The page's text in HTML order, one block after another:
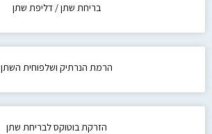
בריחת שתן / דליפת שתן
הרמת הנרתיק ושלפוחית השתן
הזרקת בוטוקס לבריחת שתן